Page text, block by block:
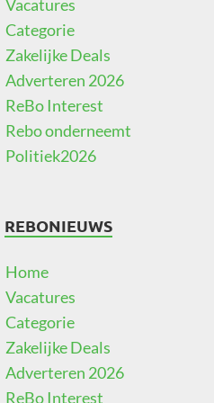
Vacatures
Categorie
Zakelijke Deals
Adverteren 2026
ReBo Interest
Rebo onderneemt
Politiek2026
REBONIEUWS
Home
Vacatures
Categorie
Zakelijke Deals
Adverteren 2026
ReBo Interest